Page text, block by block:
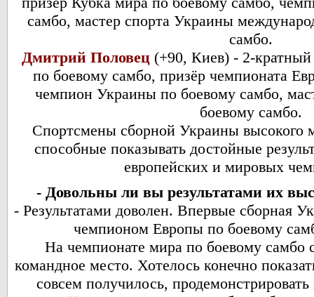
самбо, мастер спорта Украины
самбо.
Дмитрий Половец (+90, Киев) - 2-
по боевому самбо, призёр чемпионата
чемпион Украины по боевому самбо,
боевому самбо.
Спортсмены сборной Украины высокого
способные показывать достойные
европейских и мировых
- Довольны ли вы результатами их
- Результатами доволен. Впервые сборная
чемпионом Европы по боевому
На чемпионате мира по боевому самбо
командное место. Хотелось конечно
совсем получилось,